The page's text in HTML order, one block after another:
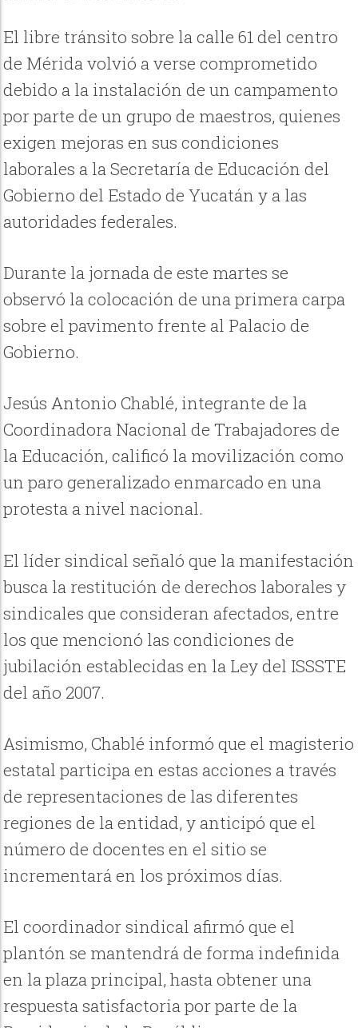
El libre tránsito sobre la calle 61 del centro
de Mérida volvió a verse comprometido
debido a la instalación de un campamento
por parte de un grupo de maestros, quienes
exigen mejoras en sus condiciones
laborales a la Secretaría de Educación del
Gobierno del Estado de Yucatán y a las
autoridades federales.
Durante la jornada de este martes se
observó la colocación de una primera carpa
sobre el pavimento frente al Palacio de
Gobierno.
Jesús Antonio Chablé, integrante de la
Coordinadora Nacional de Trabajadores de
la Educación, calificó la movilización como
un paro generalizado enmarcado en una
protesta a nivel nacional.
El líder sindical señaló que la manifestación
busca la restitución de derechos laborales y
sindicales que consideran afectados, entre
los que mencionó las condiciones de
jubilación establecidas en la Ley del ISSSTE
del año 2007.
Asimismo, Chablé informó que el magisterio
estatal participa en estas acciones a través
de representaciones de las diferentes
regiones de la entidad, y anticipó que el
número de docentes en el sitio se
incrementará en los próximos días.
El coordinador sindical afirmó que el
plantón se mantendrá de forma indefinida
en la plaza principal, hasta obtener una
respuesta satisfactoria por parte de la